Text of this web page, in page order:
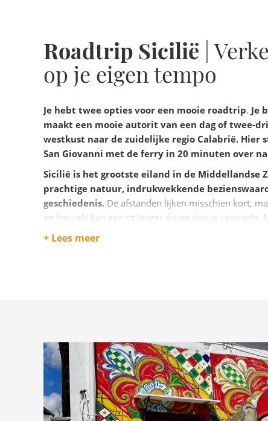
Roadtrip Sicilië |
op je eigen tempo
Je hebt twee opties voor een mooie roadtrip. Je
maakt een mooie autorit van een dag of twee-
westkust naar de zuidelijke regio Calabrië. Hier
San Giovanni met de ferry in 20 minuten over
Sicilië is het grootste eiland in de Middellandse
prachtige natuur, indrukwekkende
geschiedenis. De afstanden lijken misschien kort,
en heuvels kan een rit langer duren dan je verwacht.
gemakkelijk naar de mooiste plekken, zoals de
+ Lees meer